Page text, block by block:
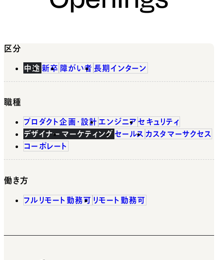
区分
中途 新卒 障がい者 長期インターン
職種
プロダクト企画・設計 エンジニア セキュリティ
デザイナー マーケティング セールス カスタマーサクセス
コーポレート
働き方
フルリモート勤務可 リモート勤務可